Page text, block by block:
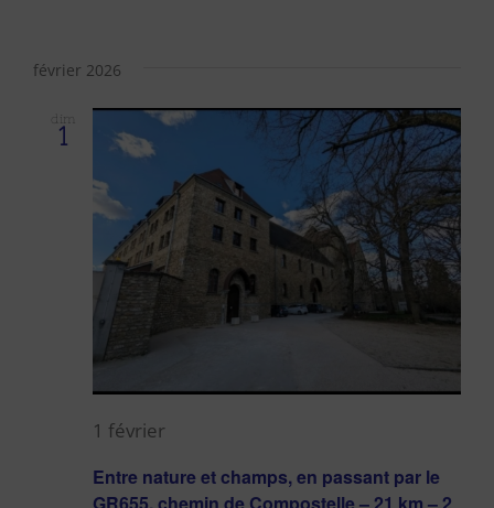
février 2026
dim
1
Entre nature et champs, en passant par le
1 février